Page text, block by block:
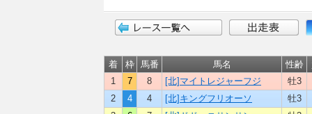
着 枠 馬番 馬名 性齢
1
7 8 [北]マイトレジャーフジ 牡3
2
4 4 [北]キングフリオーソ 牡3